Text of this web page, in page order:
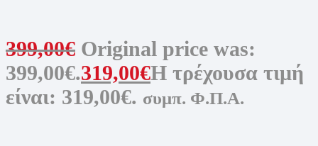
399,00€ Original price was:
399,00€.319,00€Η τρέχουσα τιμή
είναι: 319,00€. συμπ. Φ.Π.Α.